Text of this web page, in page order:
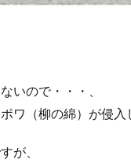
いので・・・、
ワ（柳の綿）が侵入
が、